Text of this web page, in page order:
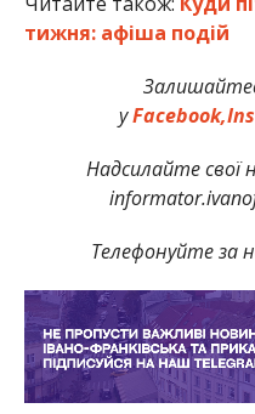
тижня: афіша подій
уFacebook,
Надсилайте
Телефонуйте за